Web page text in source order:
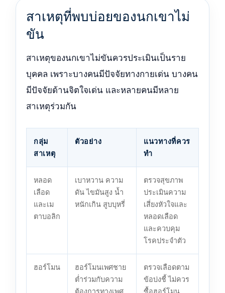
สาเหตุที่พบบ่อยของนกเขาไม่
ขัน
สาเหตุของนกเขาไม่ขันควรประเมินเป็นราย
บุคคล เพราะบางคนมีปัจจัยทางกายเด่น บางคน
มีปัจจัยด้านจิตใจเด่น และหลายคนมีหลาย
สาเหตุร่วมกัน
กลุ่ม
สาเหตุ
ตัวอย่าง
แนวทางที่ควร
ทำ
หลอด
เลือด
และเม
ตาบอลิก
เบาหวาน ความ
ดัน ไขมันสูง น้ำ
หนักเกิน สูบบุหรี่
ตรวจสุขภาพ
ประเมินความ
เสี่ยงหัวใจและ
หลอดเลือด
และควบคุม
โรคประจำตัว
ฮอร์โมน
ฮอร์โมนเพศชาย
ต่ำร่วมกับความ
ตรวจเลือดตาม
ข้อบ่งชี้ ไม่ควร